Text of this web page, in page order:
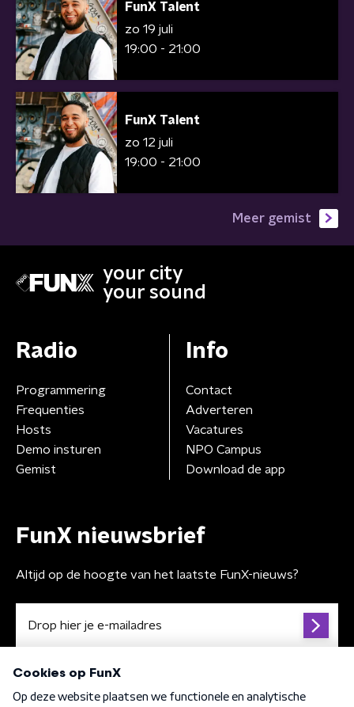
FunX Talent
zo 19 juli
19:00 - 21:00
FunX Talent
zo 12 juli
19:00 - 21:00
Meer gemist
your city
your sound
Radio
Programmering
Frequenties
Hosts
Demo insturen
Gemist
Info
Contact
Adverteren
Vacatures
NPO Campus
Download de app
FunX nieuwsbrief
Altijd op de hoogte van het laatste FunX-nieuws?